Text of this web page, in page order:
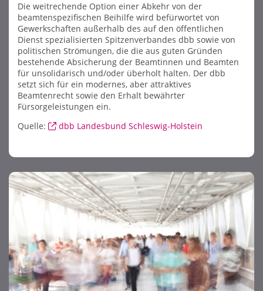
Die weitrechende Option einer Abkehr von der
beamtenspezifischen Beihilfe wird befürwortet von
Gewerkschaften außerhalb des auf den öffentlichen
Dienst spezialisierten Spitzenverbandes dbb sowie von
politischen Strömungen, die die aus guten Gründen
bestehende Absicherung der Beamtinnen und Beamten
für unsolidarisch und/oder überholt halten. Der dbb
setzt sich für ein modernes, aber attraktives
Beamtenrecht sowie den Erhalt bewährter
Fürsorgeleistungen ein.
Quelle:
dbb Landesbund Schleswig-Holstein